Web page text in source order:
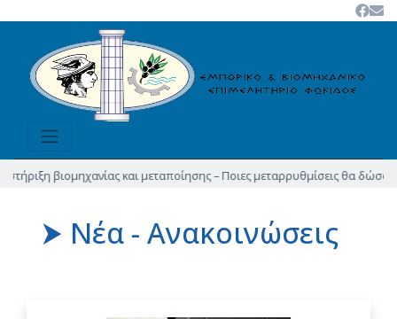
και μεταποίησης – Ποιες μεταρρυθμίσεις θα δώσουν νέα
⮞ Νέα - Ανακοινώσεις